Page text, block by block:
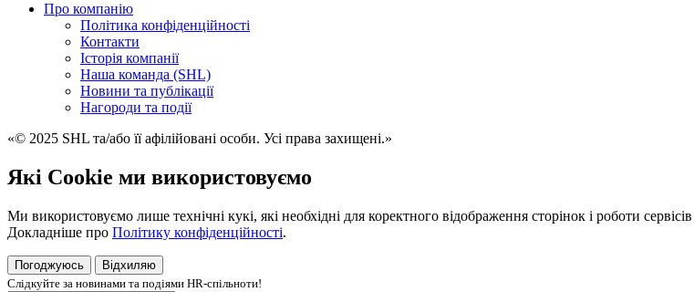
Про компанію
Політика конфіденційності
Контакти
Історія компанії
Наша команда (SHL)
Новини та публікації
Нагороди та події
«© 2025 SHL та/або її афілійовані особи. Усі права захищені.»
Які Cookie ми використовуємо
Ми використовуємо лише технічні кукі, які необхідні для коректного відображення сторінок і роботи
Докладніше про Політику конфіденційності.
Погоджуюсь
Відхиляю
Слiдкуйте за новинами та подiями HR-спiльноти!